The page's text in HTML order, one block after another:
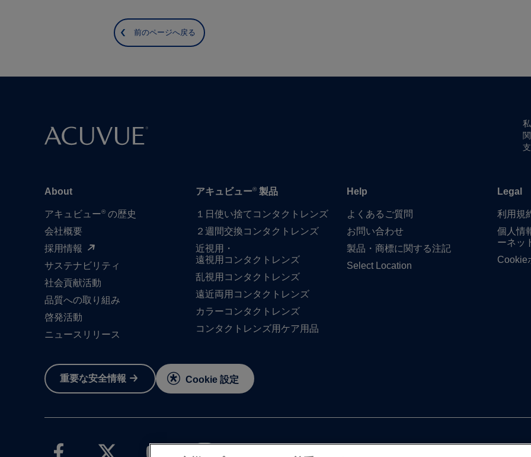
前のページへ戻る
About
アキュビュー® の歴史
会社概要
採用情報
サステナビリティ
社会貢献活動
品質への​取り組み
啓発活動
ニュースリリース
アキュビュー®製品
１日​使い捨て​​コンタクトレンズ
２週間交換コンタクトレンズ
近視用・
遠視用コンタクトレンズ
乱視用コンタクトレンズ
遠近両用コンタクトレンズ
カラーコンタクトレンズ
コンタクトレンズ用ケア用品
Help
よく​ある​ご質問
お問い​合わせ
製品・商標に​関する​注記
Select Location
Legal
利用規
個人情
ーネッ
Cookie
重要な​安全情報 Cookie 設定